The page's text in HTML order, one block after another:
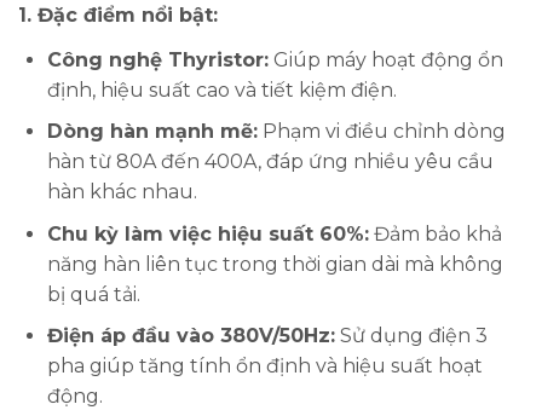
1. Đặc điểm nổi bật:
Công nghệ Thyristor: Giúp máy hoạt động ổn
định, hiệu suất cao và tiết kiệm điện.
Dòng hàn mạnh mẽ: Phạm vi điều chỉnh dòng
hàn từ 80A đến 400A, đáp ứng nhiều yêu cầu
hàn khác nhau.
Chu kỳ làm việc hiệu suất 60%: Đảm bảo khả
năng hàn liên tục trong thời gian dài mà không
bị quá tải.
Điện áp đầu vào 380V/50Hz: Sử dụng điện 3
pha giúp tăng tính ổn định và hiệu suất hoạt
động.